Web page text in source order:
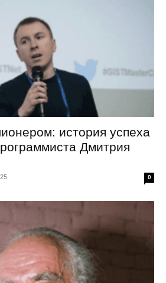
история успеха
Дмитрия
0